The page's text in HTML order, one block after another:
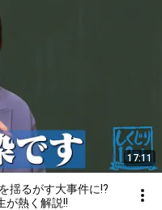
17:11
揺るがす大事件に!?
が熱く解説!!